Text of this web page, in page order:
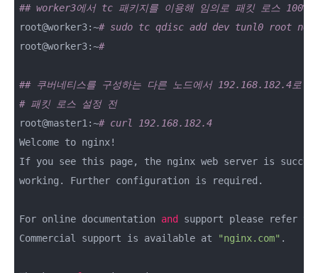
## worker3에서 tc 패키지를 이용해 임의로 패킷 로스 100%
root@worker3:~# sudo tc qdisc add dev tunl0 root
root@worker3:~#
## 쿠버네티스를 구성하는 다른 노드에서 192.168.182.4로
# 패킷 로스 설정 전
root@master1:~# curl 192.168.182.4
Welcome to nginx!
If you see this page, the nginx web server is
working. Further configuration is required.
For online documentation and
support please refer
Commercial support is available at
"nginx.com" .